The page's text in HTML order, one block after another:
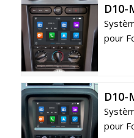
D10-
pour
D10-
pour